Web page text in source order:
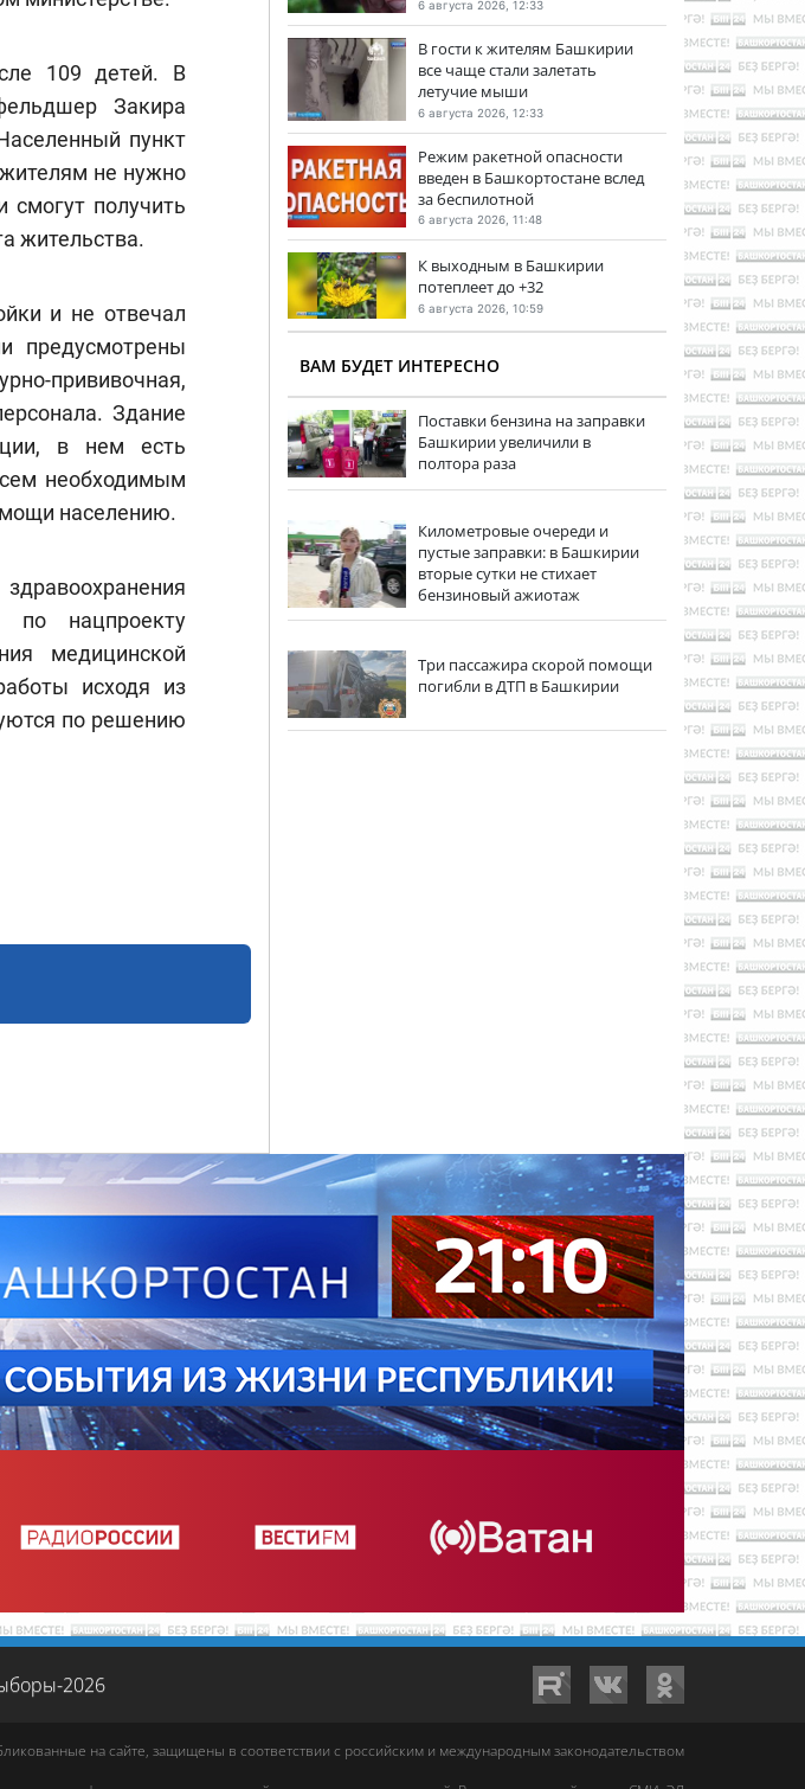
109 детей. В
Закира
пункт
не нужно
смогут получить
жительства.
и не отвечал
предусмотрены
прививочная,
Здание
в нем есть
необходимым
населению.
по нацпроекту
медицинской
исходя из
по решению
6 августа 2026, 12:33
В гости к жителям Башкирии
все чаще стали залетать
летучие мыши
6 августа 2026, 12:33
Режим ракетной опасности
введен в Башкортостане вслед
за беспилотной
6 августа 2026, 11:48
К выходным в Башкирии
потеплеет до +32
6 августа 2026, 10:59
ВАМ БУДЕТ ИНТЕРЕСНО
Поставки бензина на заправки
Башкирии увеличили в
полтора раза
Километровые очереди и
пустые заправки: в Башкирии
вторые сутки не стихает
бензиновый ажиотаж
Три пассажира скорой помощи
погибли в ДТП в Башкирии
2026
на сайте, защищены в соответствии с российским и международным законодательством